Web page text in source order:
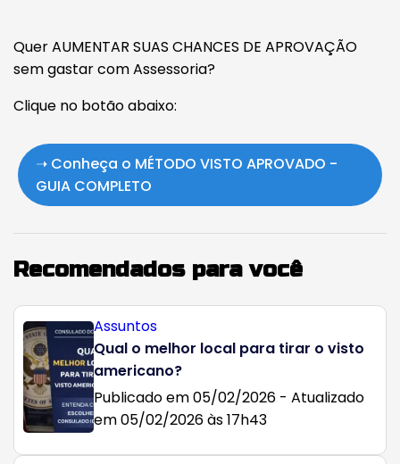
Quer AUMENTAR SUAS CHANCES DE APROVAÇÃO
sem gastar com Assessoria?
Clique no botão abaixo:
➝ Conheça o MÉTODO VISTO APROVADO -
GUIA COMPLETO
Recomendados para você
Assuntos
Qual o melhor local para tirar o visto
americano?
Publicado em 05/02/2026 - Atualizado
em 05/02/2026 às 17h43